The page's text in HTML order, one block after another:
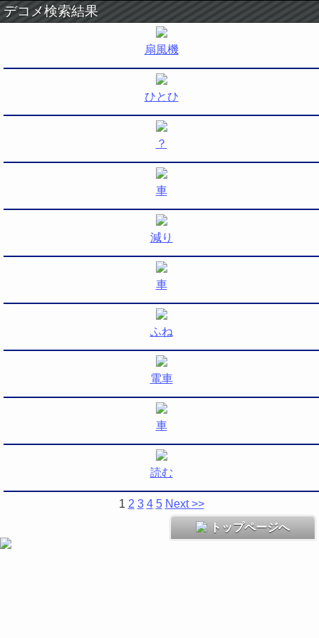
デコメ検索結果
扇風機
ひとひ
？
車
減り
車
ふね
電車
車
読む
1 2 3 4 5 Next >>
トップページへ